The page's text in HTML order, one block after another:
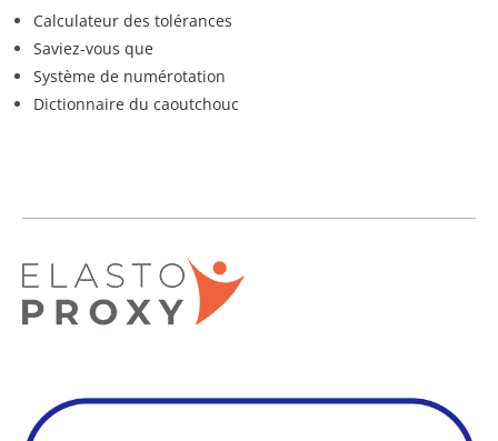
Calculateur des tolérances
Saviez-vous que
Système de numérotation
Dictionnaire du caoutchouc